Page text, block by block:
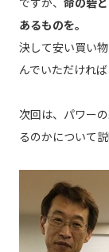
あるものを。
決して安い買い
んでいただければ
次回は、パワー
るのかについて